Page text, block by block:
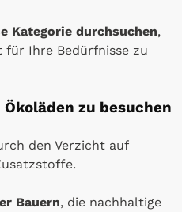
Kategorie durchsuchen,
für Ihre Bedürfnisse zu
zu besuchen
den Verzicht auf
Bauern, die nachhaltige